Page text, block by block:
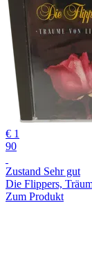
€ 1
90
Zustand Sehr gut
Die Flippers,
Zum Produkt